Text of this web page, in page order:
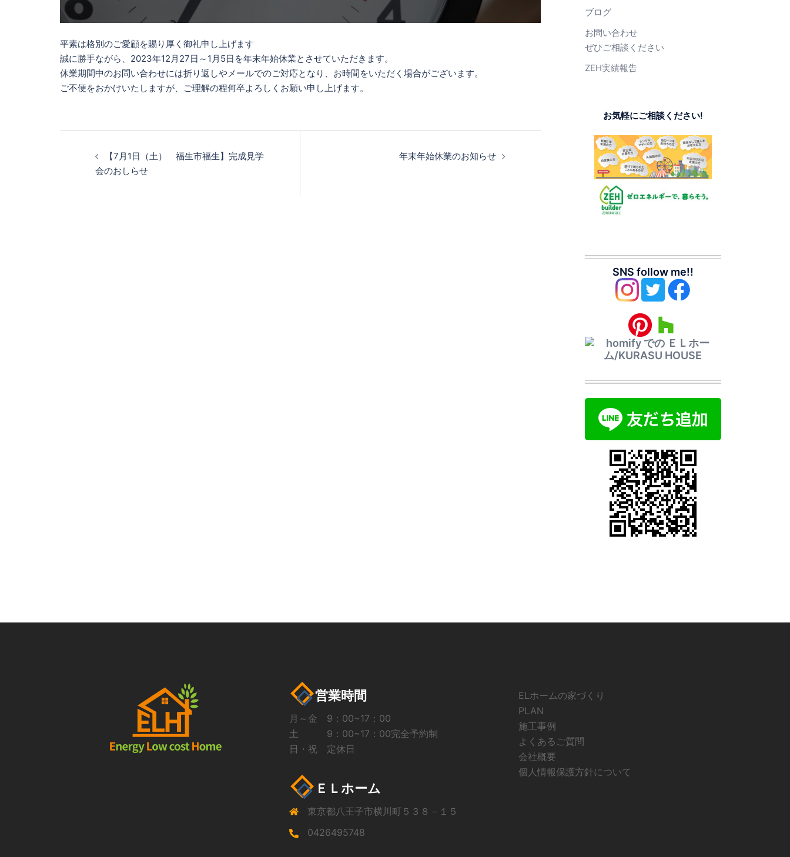
平素は格別のご愛顧を賜り厚く御礼申し上げます
誠に勝手ながら、2023年12月27日～1月5日を年末年始休業とさせていただきます。
休業期間中のお問い合わせには折り返しやメールでのご対応となり、お時間をいただく場合がございます。
ご不便をおかけいたしますが、ご理解の程何卒よろしくお願い申し上げます。
【7月1日（土） 福生市福生】完成見学
会のおしらせ
年末年始休業のお知らせ
ブログ
お問い合わせ
ぜひご相談ください
ZEH実績報告
お気軽にご相談ください!
SNS follow me!!
営業時間
月～金 9：00~17：00
土 9：00~17：00完全予約制
日・祝 定休日
ＥＬホーム
東京都八王子市横川町５３８－１５
0426495748
ELホームの家づくり
PLAN
施工事例
よくあるご質問
会社概要
個人情報保護方針について